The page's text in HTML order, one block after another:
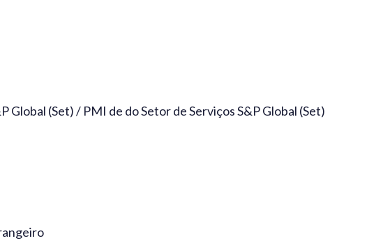
Global (Set) / PMI de do Setor de Serviços S&P Global (Set)